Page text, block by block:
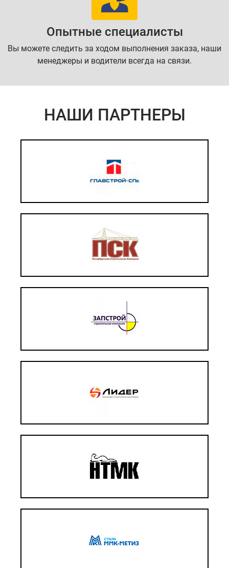
Опытные специалисты
Вы можете следить за ходом выполнения заказа, наши
менеджеры и водители всегда на связи.
НАШИ ПАРТНЕРЫ